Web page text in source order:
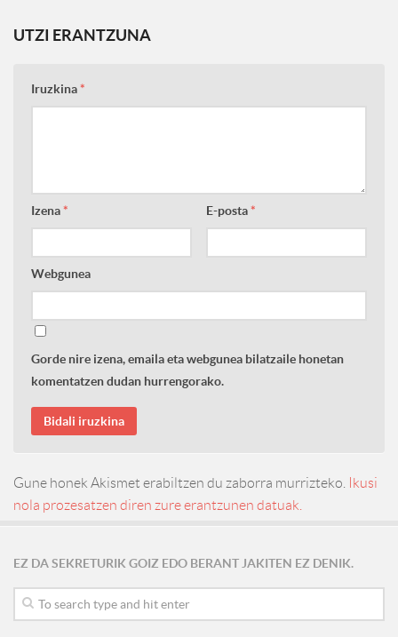
UTZI ERANTZUNA
Iruzkina*
Izena* E-posta*
Webgunea
Gorde nire izena, emaila eta webgunea bilatzaile honetan
komentatzen dudan hurrengorako.
Gune honek Akismet erabiltzen du zaborra murrizteko.
Ikusi
nola prozesatzen diren zure erantzunen datuak.
EZ DA SEKRETURIK GOIZ EDO BERANT JAKITEN EZ DENIK.